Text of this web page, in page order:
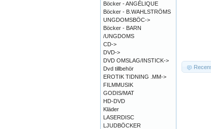
Böcker - ANGÉLIQUE
Böcker - B.WAHLSTRÖMS
UNGDOMSBÖC->
Böcker - BARN
/UNGDOMS
CD->
DVD->
DVD OMSLAG/INSTICK->
Dvd tillbehör
EROTIK TIDNING .MM->
FILMMUSIK
GODIS/MAT
HD-DVD
Kläder
LASERDISC
LJUDBÖCKER